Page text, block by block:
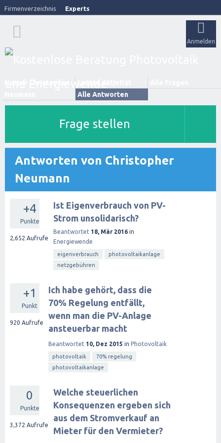
Firmenverzeichnis Experts
Anmelden
Alle Antworten
Frage stellen
Antworten von Christopher
Neumann
+4
Punkte
2,652 Aufrufe
Ist Eigenverbrauch von PV-
Strom unsolidarisch?
Beantwortet 18, Mär 2016 in
Energiewende
eigenverbrauch
photovoltaikanlage
netzgebühren
+1
Punkt
920 Aufrufe
Ich habe gehört, dass die
70% Regelung entfällt,
wenn man die PV-Anlage
ansteuerbar macht
Beantwortet 10, Dez 2015 in Photovoltaik
photovoltaik
70% regelung
photovoltaikanlage
0
Punkte
3,372 Aufrufe
Welche steuerlichen
Konsequenzen ergeben sich
aus dem Stromverkauf an
Mieter für den Vermieter?